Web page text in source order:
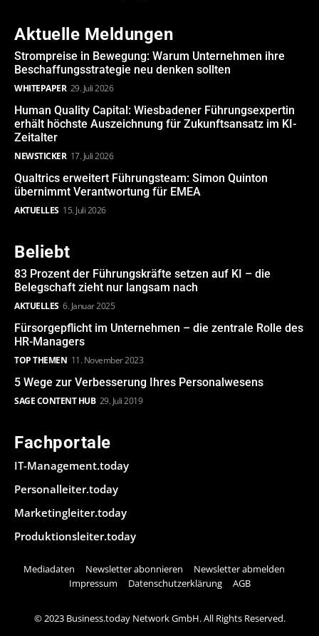
Aktuelle Meldungen
Strompreise in Bewegung: Warum Unternehmen ihre
Beschaffungsstrategie neu denken sollten
WHITEPAPER 29. Juli 2026
Human Quality Capital: Wiesbadener Führungsexpertin
erhält höchste Auszeichnung für Zukunftsansatz im KI-
Zeitalter
NEWSTICKER 17. Juli 2026
Qualtrics erweitert Führungsteam: Simon Quinton
übernimmt Verantwortung für EMEA
AKTUELLES 15. Juli 2026
Beliebt
83 Prozent der Führungskräfte setzen auf KI – die
Belegschaft zieht nur langsam nach
AKTUELLES 6. Januar 2025
Fürsorgepflicht im Unternehmen – die zentrale Rolle des
HR-Managers
TOP THEMEN 11. November 2023
5 Wege zur Verbesserung Ihres Personalwesens
SAGE CONTENT HUB 29. Juli 2019
Fachportale
IT-Management.today
Personalleiter.today
Marketingleiter.today
Produktionsleiter.today
Mediadaten Newsletter abonnieren
Newsletter abmelden
Impressum
Datenschutzerklärung AGB
© 2023 Business.today Network GmbH. All Rights Reserved.